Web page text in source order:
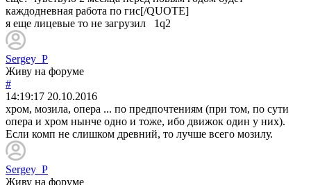
каждодневная работа по гис[/QUOTE]
я еще лицевые то не загрузил 1q2
Sergey_P
Живу на форуме
#
14:19:17 20.10.2016
хром, мозила, опера ... по предпочтениям (при том, по сути
опера и хром нынче одно и тоже, ибо движок один у них).
Если комп не слишком древний, то лучше всего мозилу.
Sergey_P
Живу на форуме